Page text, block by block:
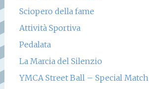
Sciopero della fame
Attività Sportiva
Pedalata
La Marcia del Silenzio
YMCA Street Ball – Special Match